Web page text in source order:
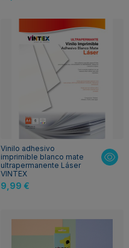
Vinilo adhesivo
imprimible blanco mate
ultrapermanente Láser
VINTEX
9,99 €